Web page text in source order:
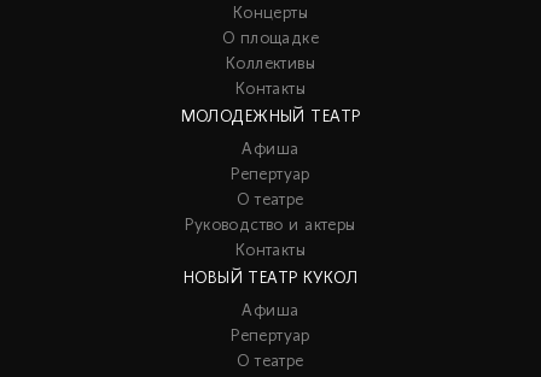
Концерты
О площадке
Коллективы
Контакты
МОЛОДЕЖНЫЙ ТЕАТР
Афиша
Репертуар
О театре
Руководство и актеры
Контакты
НОВЫЙ ТЕАТР КУКОЛ
Афиша
Репертуар
О театре